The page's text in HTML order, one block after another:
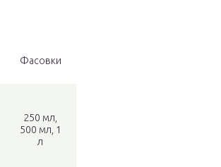
Фасовки
250 мл,
500 мл, 1
л